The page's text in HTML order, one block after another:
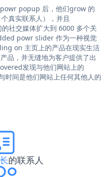
popup 后，他们grow 的
真实联系人），并且
社交媒体扩大到 6000 多个关
powr slider 作为一种视觉
on 主页上的产品在现实生活
品，并无缝地为客户提供了出
发现与他们网站上的
时间是他们网站上任何其他人的
的联系人